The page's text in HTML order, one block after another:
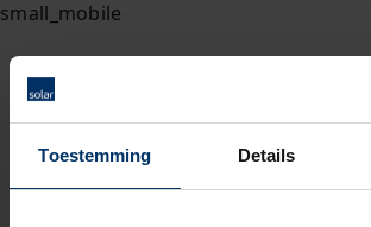
Toestemming Details